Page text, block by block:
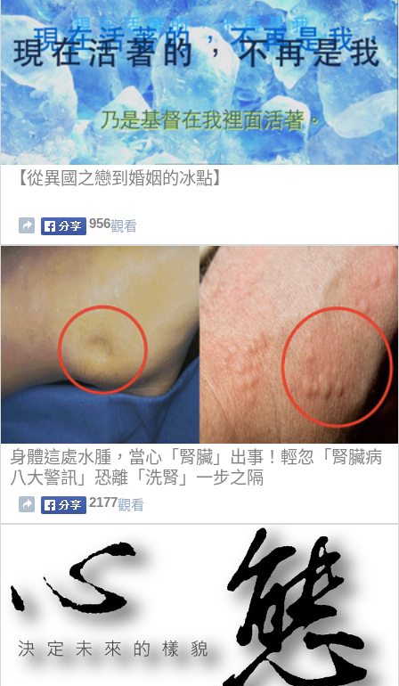
【從異國之戀到婚姻的冰點】
956觀看
身體這處水腫，當心「腎臟」出事！輕忽「腎臟病
八大警訊」恐離「洗腎」一步之隔
2177觀看